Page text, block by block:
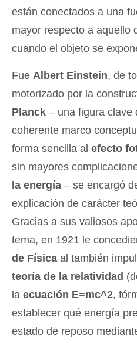
están conectados a una
mayor respecto a aquello
cuando el objeto se
Fue Albert Einstein, de
motorizado por la
Planck – una figura clave
coherente marco
forma sencilla al efecto
sin mayores
la energía – se encargó
explicación de carácter
Gracias a sus valiosos
tema, en 1921 le
de Física al también
teoría de la relatividad
la ecuación E=mc^2,
establecer qué energía
estado de reposo